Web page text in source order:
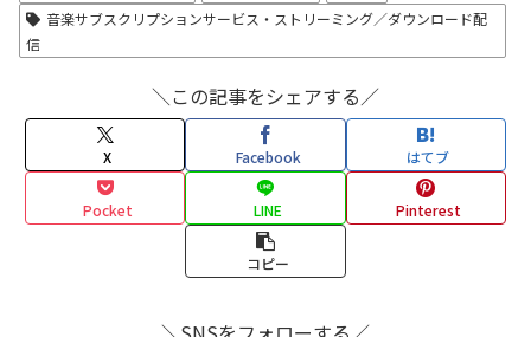
音楽サブスクリプションサービス・ストリーミング／ダウンロード配
信
＼この記事をシェアする／
X Facebook はてブ
Pocket LINE Pinterest
コピー